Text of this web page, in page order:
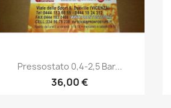
Anteprima
Pressostato 0,4-2,5 Bar...
36,00 €